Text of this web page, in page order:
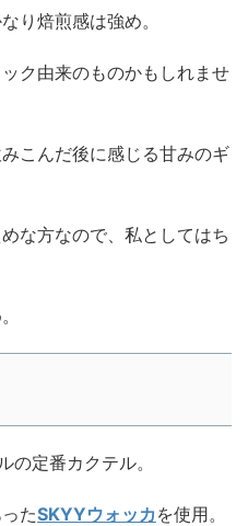
り焙煎感は強め。
ク由来のものかもしれませ
こんだ後に感じる甘みのギ
な方なので、私としてはち
の定番カクテル。
たSKYYウォッカ を使用。